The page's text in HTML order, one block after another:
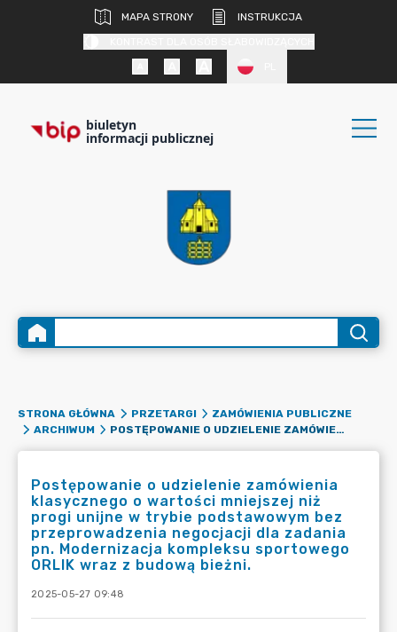
MAPA STRONY
INSTRUKCJA
biuletyn
informacji publicznej
STRONA GŁÓWNA PRZETARGI
ZAMÓWIENIA PUBLICZNE
ARCHIWUM
POSTĘPOWANIE O UDZIELENIE ZAMÓWIENIA KLASYCZNEGO O WARTOŚCI MNIEJSZEJ NIŻ PROGI UNIJNE W TRYBIE PODSTAWOWYM BEZ PRZEPROWADZENIA NEGOCJACJI DLA ZADANIA PN. MODERNIZACJA KOMPLEKSU SPORTOWEGO ORLIK WRAZ Z BUDOWĄ BIEŻNI.
Postępowanie o udzielenie zamówienia
klasycznego o wartości mniejszej niż
progi unijne w trybie podstawowym bez
przeprowadzenia negocjacji dla zadania
pn. Modernizacja kompleksu sportowego
ORLIK wraz z budową bieżni.
2025-05-27 09:48